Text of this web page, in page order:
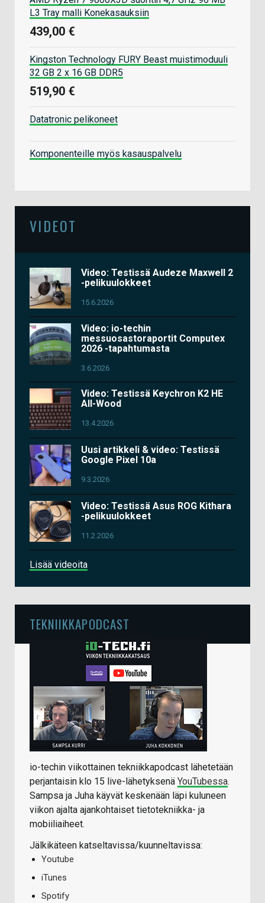
L3 Tray malli Konekasauksiin
439,00 €
Kingston Technology FURY Beast muistimoduuli
32 GB 2 x 16 GB DDR5
519,90 €
Datatronic pelikoneet
Komponenteille myös kasauspalvelu
VIDEOT
Video: Testissä Audeze Maxwell 2
-pelikuulokkeet
15.6.2026
Video: io-techin
messuosastoraportit Computex
2026 -tapahtumasta
3.6.2026
Video: Testissä Keychron K2 HE
All-Wood
13.4.2026
Uusi artikkeli & video: Testissä
Google Pixel 10a
9.3.2026
Video: Testissä Asus ROG Kithara
-pelikuulokkeet
11.2.2026
Lisää videoita
TEKNIIKKAPODCAST
io-techin viikottainen tekniikkapodcast lähetetään
perjantaisin klo 15 live-lähetyksenä YouTubessa.
Sampsa ja Juha käyvät keskenään läpi kuluneen
viikon ajalta ajankohtaiset tietotekniikka- ja
mobiiliaiheet.
Jälkikäteen katseltavissa/kuunneltavissa:
Youtube
iTunes
Spotify